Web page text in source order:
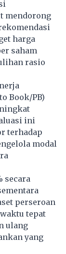
mendorong
harga
saham
rasio
Book/PB)
ini
terhadap
modal
secara
perseroan
tepat
ulang
yang